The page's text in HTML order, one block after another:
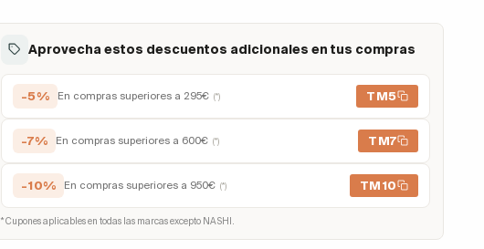
Aprovecha estos descuentos adicionales en tus compras
-5% En compras superiores a 295€ (*) TM5
-7% En compras superiores a 600€ (*) TM7
-10% En compras superiores a 950€ (*) TM10
* Cupones aplicables en todas las marcas excepto NASHI.